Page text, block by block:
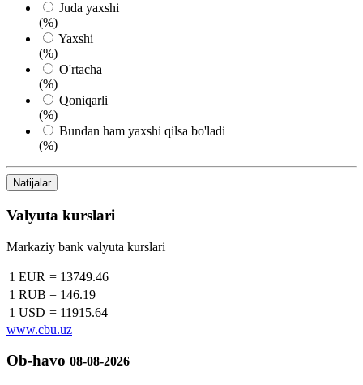
Juda yaxshi
(%)
Yaxshi
(%)
O'rtacha
(%)
Qoniqarli
(%)
Bundan ham yaxshi qilsa bo'ladi
(%)
Natijalar
Valyuta kurslari
Markaziy bank valyuta kurslari
1 EUR = 13749.46
1 RUB = 146.19
1 USD = 11915.64
www.cbu.uz
Ob-havo 08-08-2026